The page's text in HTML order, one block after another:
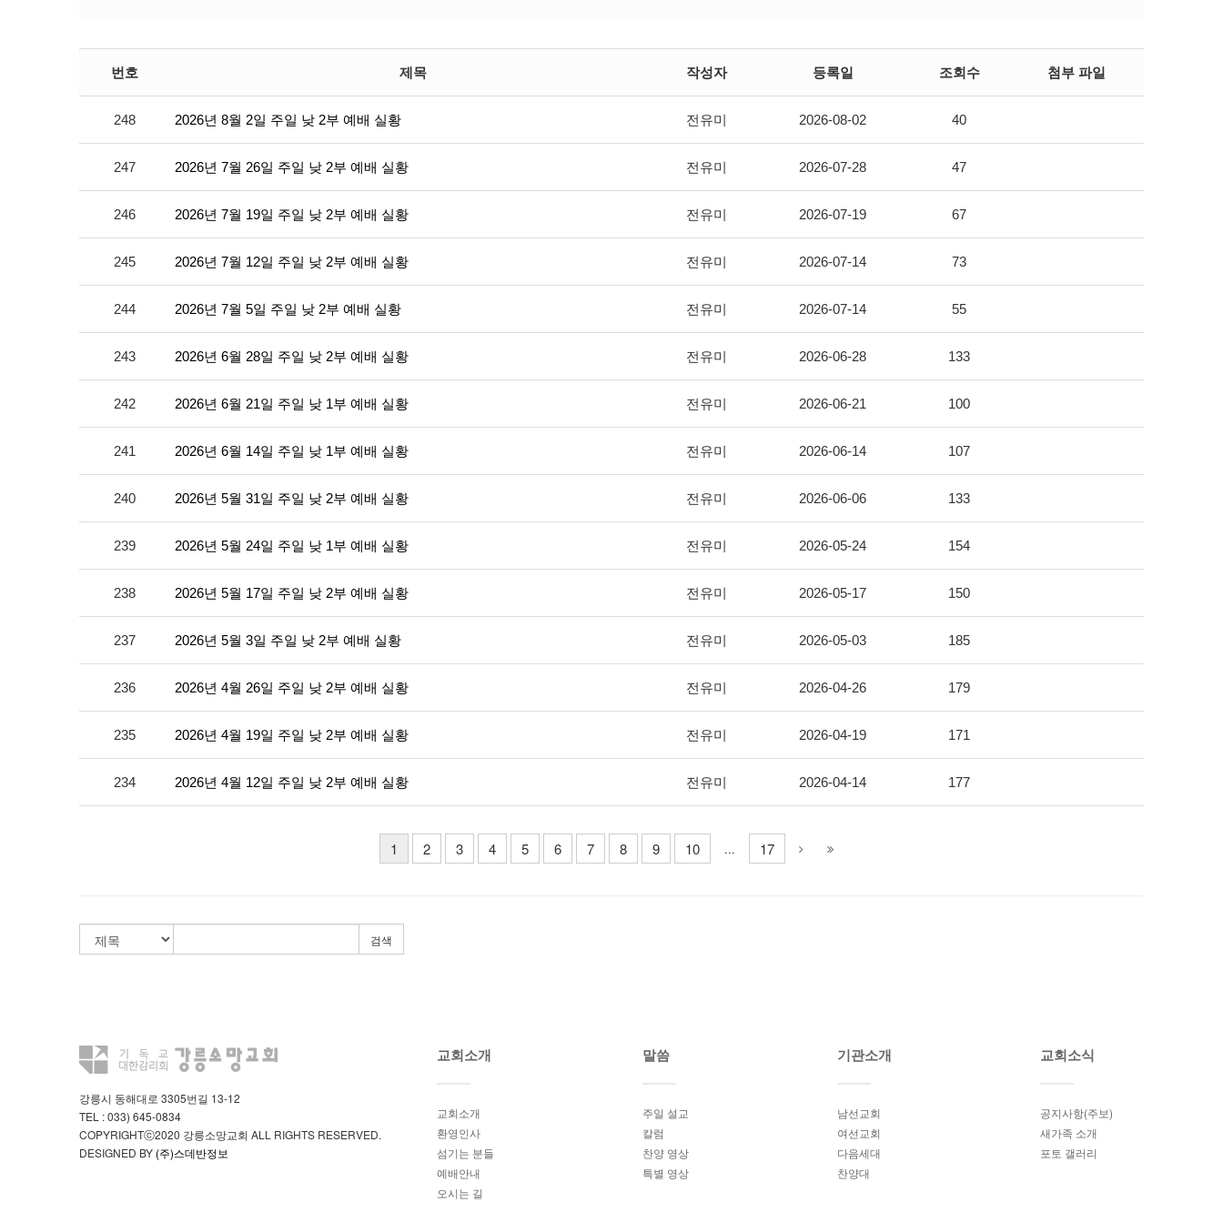
번호 제목 작성자 등록일 조회수 첨부 파일
248 2026년 8월 2일 주일 낮 2부 예배 실황 전유미 2026-08-02 40
247 2026년 7월 26일 주일 낮 2부 예배 실황 전유미 2026-07-28 47
246 2026년 7월 19일 주일 낮 2부 예배 실황 전유미 2026-07-19 67
245 2026년 7월 12일 주일 낮 2부 예배 실황 전유미 2026-07-14 73
244 2026년 7월 5일 주일 낮 2부 예배 실황 전유미 2026-07-14 55
243 2026년 6월 28일 주일 낮 2부 예배 실황 전유미 2026-06-28 133
242 2026년 6월 21일 주일 낮 1부 예배 실황 전유미 2026-06-21 100
241 2026년 6월 14일 주일 낮 1부 예배 실황 전유미 2026-06-14 107
240 2026년 5월 31일 주일 낮 2부 예배 실황 전유미 2026-06-06 133
239 2026년 5월 24일 주일 낮 1부 예배 실황 전유미 2026-05-24 154
238 2026년 5월 17일 주일 낮 2부 예배 실황 전유미 2026-05-17 150
237 2026년 5월 3일 주일 낮 2부 예배 실황 전유미 2026-05-03 185
236 2026년 4월 26일 주일 낮 2부 예배 실황 전유미 2026-04-26 179
235 2026년 4월 19일 주일 낮 2부 예배 실황 전유미 2026-04-19 171
234 2026년 4월 12일 주일 낮 2부 예배 실황 전유미 2026-04-14 177
1 2 3 4 5 6 7 8 9 10 ... 17
검색
강릉시 동해대로 3305번길 13-12
TEL : 033) 645-0834
COPYRIGHTⓒ2020 강릉소망교회 ALL RIGHTS RESERVED.
DESIGNED BY (주)스데반정보
교회소개
교회소개
환영인사
섬기는 분들
예배안내
오시는 길
말씀
주일 설교
칼럼
찬양 영상
특별 영상
기관소개
남선교회
여선교회
다음세대
찬양대
교회소식
공지사항(주보)
새가족 소개
포토 갤러리